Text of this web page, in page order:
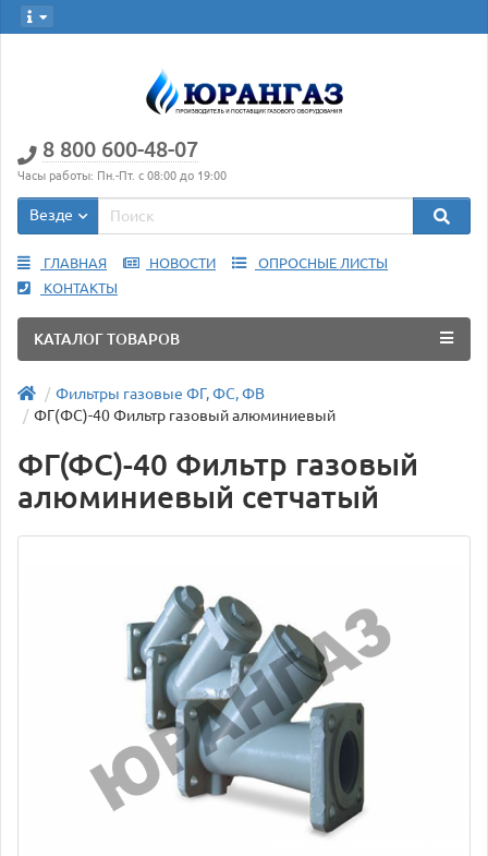
8 800 600-48-07
Часы работы: Пн.-Пт. с 08:00 до 19:00
Везде
ГЛАВНАЯ НОВОСТИ
ОПРОСНЫЕ ЛИСТЫ
КОНТАКТЫ
КАТАЛОГ ТОВАРОВ
Фильтры газовые ФГ, ФС, ФВ
ФГ(ФС)-40 Фильтр газовый алюминиевый
ФГ(ФС)-40 Фильтр газовый
алюминиевый сетчатый